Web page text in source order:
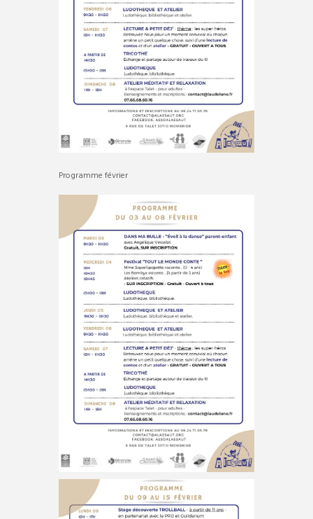
Programme février